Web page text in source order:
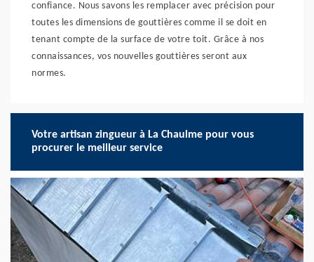
confiance. Nous savons les remplacer avec précision pour
toutes les dimensions de gouttières comme il se doit en
tenant compte de la surface de votre toit. Grâce à nos
connaissances, vos nouvelles gouttières seront aux
normes.
Votre artisan zingueur à La Chaulme pour vous
procurer le meilleur service